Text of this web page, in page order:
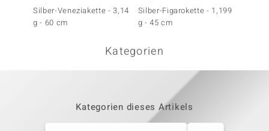
Silber-Veneziakette - 3,14
g - 60 cm
Silber-Figarokette - 1,199
g - 45 cm
Kategorien
Kategorien dieses Artikels